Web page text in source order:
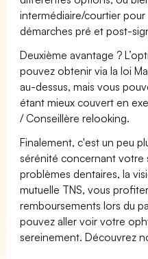
intermédiaire/courtier
démarches pré et post-
Deuxième avantage ?
pouvez obtenir via la loi
au-dessus, mais vous
étant mieux couvert en
/ Conseillère relooking.
Finalement, c'est un peu
sérénité concernant votre
problèmes dentaires, la
mutuelle TNS, vous
remboursements lors du
pouvez aller voir votre
sereinement. Découvrez